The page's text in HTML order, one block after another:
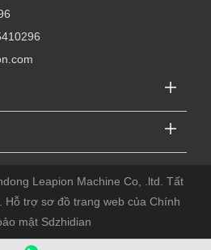
Leapion Machine Co, .ltd. Tất
Hỗ trợ sơ đồ trang web của Chính
mật Sdzhidian